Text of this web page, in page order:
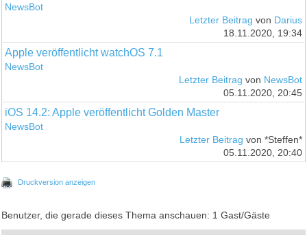
NewsBot
Letzter Beitrag von Darius
18.11.2020, 19:34
Apple veröffentlicht watchOS 7.1
NewsBot
Letzter Beitrag von NewsBot
05.11.2020, 20:45
iOS 14.2: Apple veröffentlicht Golden Master
NewsBot
Letzter Beitrag von *Steffen*
05.11.2020, 20:40
Druckversion anzeigen
Benutzer, die gerade dieses Thema anschauen: 1 Gast/Gäste